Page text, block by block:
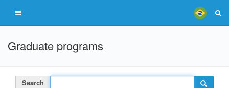
Graduate programs
Search